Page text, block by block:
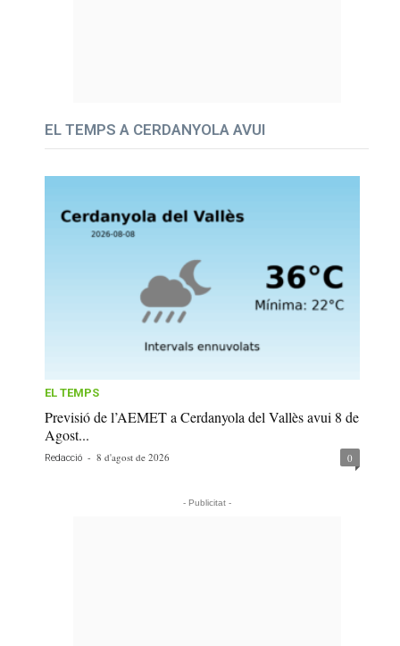
EL TEMPS A CERDANYOLA AVUI
EL TEMPS
Previsió de l’AEMET a Cerdanyola del Vallès avui 8 de
Agost...
Redacció - 8 d'agost de 2026 0
- Publicitat -